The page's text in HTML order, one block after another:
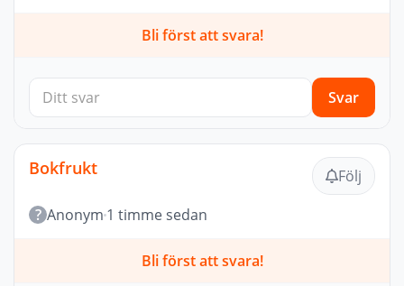
Bli först att svara!
Svar
Bokfrukt
Följ
? Anonym 1 timme sedan
Bli först att svara!